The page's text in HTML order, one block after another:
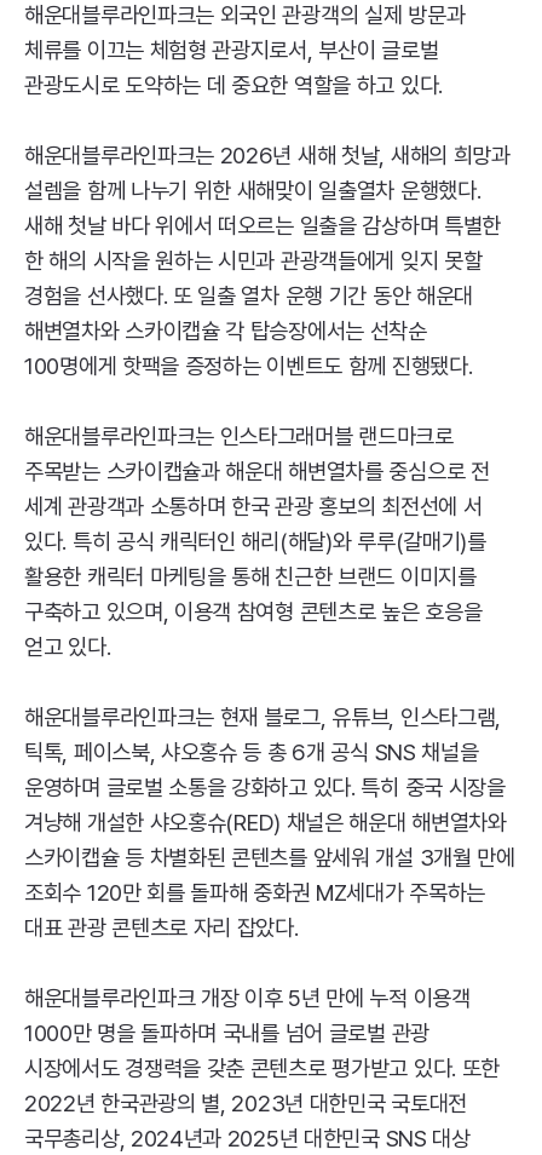
해운대블루라인파크는 외국인 관광객의 실제 방문과
체류를 이끄는 체험형 관광지로서, 부산이 글로벌
관광도시로 도약하는 데 중요한 역할을 하고 있다.
해운대블루라인파크는 2026년 새해 첫날, 새해의 희망과
설렘을 함께 나누기 위한 새해맞이 일출열차 운행했다.
새해 첫날 바다 위에서 떠오르는 일출을 감상하며 특별한
한 해의 시작을 원하는 시민과 관광객들에게 잊지 못할
경험을 선사했다. 또 일출 열차 운행 기간 동안 해운대
해변열차와 스카이캡슐 각 탑승장에서는 선착순
100명에게 핫팩을 증정하는 이벤트도 함께 진행됐다.
해운대블루라인파크는 인스타그래머블 랜드마크로
주목받는 스카이캡슐과 해운대 해변열차를 중심으로 전
세계 관광객과 소통하며 한국 관광 홍보의 최전선에 서
있다. 특히 공식 캐릭터인 해리(해달)와 루루(갈매기)를
활용한 캐릭터 마케팅을 통해 친근한 브랜드 이미지를
구축하고 있으며, 이용객 참여형 콘텐츠로 높은 호응을
얻고 있다.
해운대블루라인파크는 현재 블로그, 유튜브, 인스타그램,
틱톡, 페이스북, 샤오홍슈 등 총 6개 공식 SNS 채널을
운영하며 글로벌 소통을 강화하고 있다. 특히 중국 시장을
겨냥해 개설한 샤오홍슈(RED) 채널은 해운대 해변열차와
스카이캡슐 등 차별화된 콘텐츠를 앞세워 개설 3개월 만에
조회수 120만 회를 돌파해 중화권 MZ세대가 주목하는
대표 관광 콘텐츠로 자리 잡았다.
해운대블루라인파크 개장 이후 5년 만에 누적 이용객
1000만 명을 돌파하며 국내를 넘어 글로벌 관광
시장에서도 경쟁력을 갖춘 콘텐츠로 평가받고 있다. 또한
2022년 한국관광의 별, 2023년 대한민국 국토대전
국무총리상, 2024년과 2025년 대한민국 SNS 대상